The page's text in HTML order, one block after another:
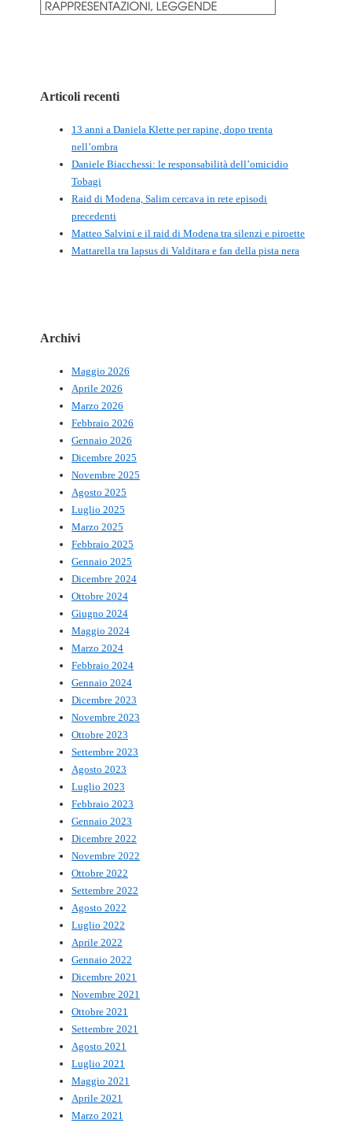
Articoli recenti
13 anni a Daniela Klette per rapine, dopo trenta
nell’ombra
Daniele Biacchessi: le responsabilità dell’omicidio
Tobagi
Raid di Modena, Salim cercava in rete episodi
precedenti
Matteo Salvini e il raid di Modena tra silenzi e piroette
Mattarella tra lapsus di Valditara e fan della pista nera
Archivi
Maggio 2026
Aprile 2026
Marzo 2026
Febbraio 2026
Gennaio 2026
Dicembre 2025
Novembre 2025
Agosto 2025
Luglio 2025
Marzo 2025
Febbraio 2025
Gennaio 2025
Dicembre 2024
Ottobre 2024
Giugno 2024
Maggio 2024
Marzo 2024
Febbraio 2024
Gennaio 2024
Dicembre 2023
Novembre 2023
Ottobre 2023
Settembre 2023
Agosto 2023
Luglio 2023
Febbraio 2023
Gennaio 2023
Dicembre 2022
Novembre 2022
Ottobre 2022
Settembre 2022
Agosto 2022
Luglio 2022
Aprile 2022
Gennaio 2022
Dicembre 2021
Novembre 2021
Ottobre 2021
Settembre 2021
Agosto 2021
Luglio 2021
Maggio 2021
Aprile 2021
Marzo 2021